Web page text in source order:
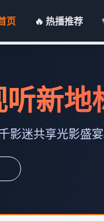
页 🔥 热播推荐
听新地
影迷共享光影盛宴